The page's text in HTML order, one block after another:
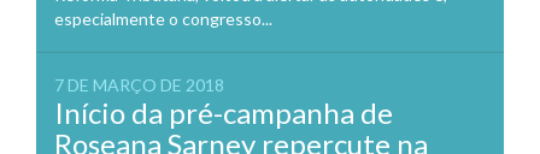
especialmente o congresso...
7 DE MARÇO DE 2018
Início da pré-campanha de
Roseana Sarney repercute na